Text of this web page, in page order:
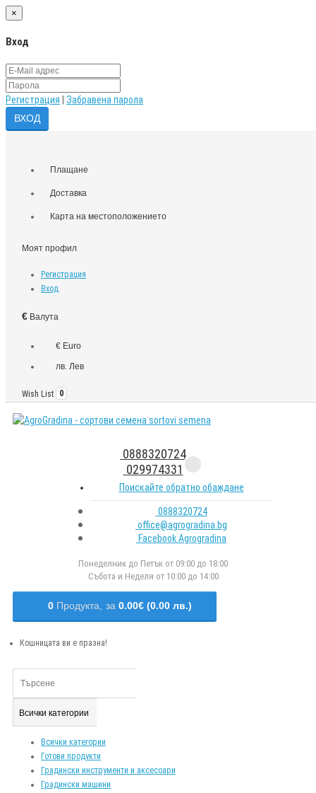
×
Вход
Регистрация Забравена парола
Плащане
Доставка
Карта на местоположението
Моят профил
Регистрация
Вход
€ Валута
€ Euro
лв. Лев
Wish List 0
0888320724
029974331
Поискайте обратно обаждане
0888320724
office@agrogradina.bg
Facebook Agrogradina
Понеделник до Петък от 09:00 до 18:00
Събота и Неделя от 10:00 до 14:00
0 Продукта, за 0.00€ (0.00 лв.)
Кошницата ви е празна!
Всички категории
Всички категории
Готови продукти
Градински инструменти и аксесоари
Градински машини